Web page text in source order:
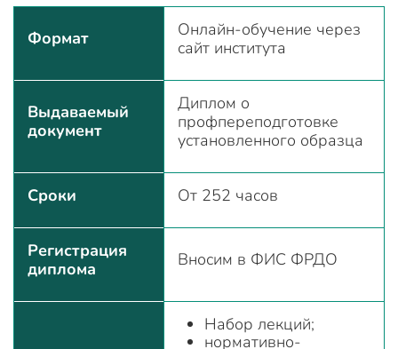
Формат
Онлайн-обучение через
сайт института
Выдаваемый
документ
Диплом о
профпереподготовке
установленного образца
Сроки От 252 часов
Регистрация
диплома
Вносим в ФИС ФРДО
Набор лекций;
нормативно-